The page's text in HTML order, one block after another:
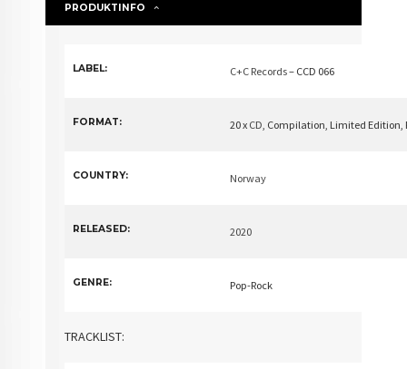
PRODUKTINFO
LABEL: C+C Records– CCD 066
FORMAT: 20 x CD , Compilation, Limited Edition,
COUNTRY: Norway
RELEASED: 2020
GENRE: Pop-Rock
TRACKLIST: